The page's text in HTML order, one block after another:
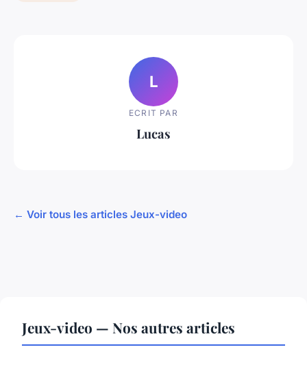
L
ECRIT PAR
Lucas
← Voir tous les articles Jeux-video
Jeux-video — Nos autres articles